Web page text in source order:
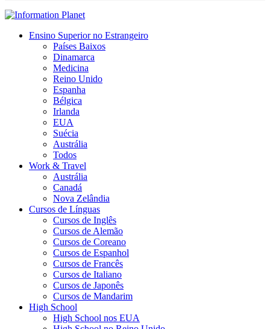
Ensino Superior no Estrangeiro
Países Baixos
Dinamarca
Medicina
Reino Unido
Espanha
Bélgica
Irlanda
EUA
Suécia
Austrália
Todos
Work & Travel
Austrália
Canadá
Nova Zelândia
Cursos de Línguas
Cursos de Inglês
Cursos de Alemão
Cursos de Coreano
Cursos de Espanhol
Cursos de Francês
Cursos de Italiano
Cursos de Japonês
Cursos de Mandarim
High School
High School nos EUA